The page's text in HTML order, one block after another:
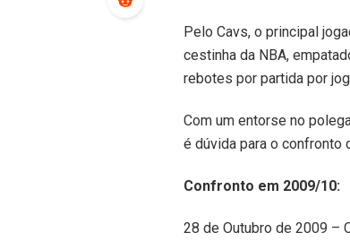
Pelo Cavs, o principal
cestinha da NBA,
rebotes por partida por
Com um entorse no
é dúvida para o confronto
Confronto em 2009/10:
28 de Outubro de 2009 –